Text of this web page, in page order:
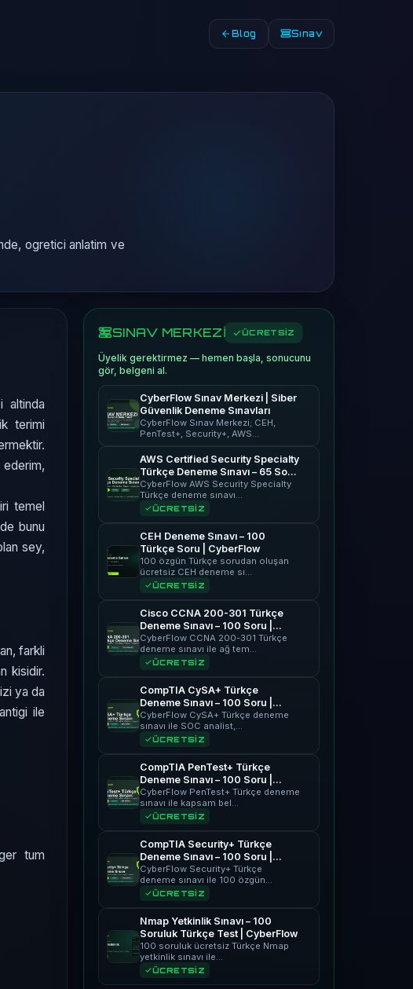
Blog Sınav
ogretici anlatim ve
altinda
terimi
temel
bunu
sey,
farkli
kisidir.
ya da
ile
tum
SINAV MERKEZİ ÜCRETSİZ
Üyelik gerektirmez — hemen başla, sonucunu
gör, belgeni al.
CyberFlow Sınav Merkezi | Siber
Güvenlik Deneme Sınavları
CyberFlow Sınav Merkezi; CEH,
PenTest+, Security+, AWS…
AWS Certified Security Specialty
Türkçe Deneme Sınavı – 65 Soru
| CyberFlow
CyberFlow AWS Security Specialty
Türkçe deneme sınavı…
ÜCRETSİZ
CEH Deneme Sınavı – 100
Türkçe Soru | CyberFlow
100 özgün Türkçe sorudan oluşan
ücretsiz CEH deneme sı…
ÜCRETSİZ
Cisco CCNA 200-301 Türkçe
Deneme Sınavı – 100 Soru |
CyberFlow
CyberFlow CCNA 200-301 Türkçe
deneme sınavı ile ağ tem…
ÜCRETSİZ
CompTIA CySA+ Türkçe
Deneme Sınavı – 100 Soru |
CyberFlow
CyberFlow CySA+ Türkçe deneme
sınavı ile SOC analist,…
ÜCRETSİZ
CompTIA PenTest+ Türkçe
Deneme Sınavı – 100 Soru |
CyberFlow
CyberFlow PenTest+ Türkçe deneme
sınavı ile kapsam bel…
ÜCRETSİZ
CompTIA Security+ Türkçe
Deneme Sınavı – 100 Soru |
CyberFlow
CyberFlow Security+ Türkçe
deneme sınavı ile 100 özgün…
ÜCRETSİZ
Nmap Yetkinlik Sınavı – 100
Soruluk Türkçe Test | CyberFlow
100 soruluk ücretsiz Türkçe Nmap
yetkinlik sınavı ile…
ÜCRETSİZ